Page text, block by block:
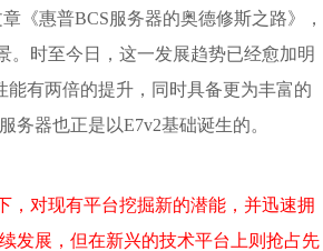
《惠普BCS服务器的奥德修斯之路》，
。时至今日，这一发展趋势已经愈加明
能有两倍的提升，同时具备更为丰富的
务器也正是以E7v2基础诞生的。
，对现有平台挖掘新的潜能，并迅速拥
发展，但在新兴的技术平台上则抢占先